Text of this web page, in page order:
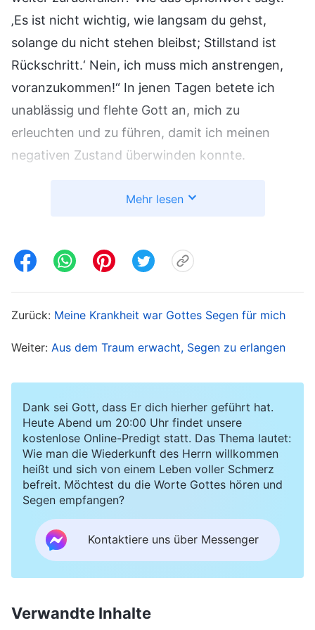
‚Es ist nicht wichtig, wie langsam du gehst,
solange du nicht stehen bleibst; Stillstand ist
Rückschritt.‘ Nein, ich muss mich anstrengen,
voranzukommen!“ In jenen Tagen betete ich
unablässig und flehte Gott an, mich zu
erleuchten und zu führen, damit ich meinen
negativen Zustand überwinden konnte.
Später fielen mir Gottes Worte wieder ein: „
nicht bestrebt bist, deine Sache gut zu machen,
es, der dich ausmustert, sondern du selbst
sie zu lesen. Gott sagt: „Ich will keinem von
deine Sache gut zu machen, dann schadest du
nur dir selbst. Nicht Ich bin es, der dich
ausmustert, sondern du selbst. … Meine Absicht
für euch alle ist, euch perfekt zu machen und
euch zumindest zu erobern, damit diese Stufe
des Werkes erfolgreich abgeschlossen werden
kann. Gott wünscht sich für alle, dass sie
perfektioniert werden, um schließlich von Ihm
gereinigt zu werden und zu Menschen zu
Mehr lesen
Zurück: Meine Krankheit war Gottes Segen für mich
Weiter: Aus dem Traum erwacht, Segen zu erlangen
Dank sei Gott, dass Er dich hierher geführt hat.
Heute Abend um 20:00 Uhr findet unsere
kostenlose Online-Predigt statt. Das Thema lautet:
Wie man die Wiederkunft des Herrn willkommen
heißt und sich von einem Leben voller Schmerz
befreit. Möchtest du die Worte Gottes hören und
Segen empfangen?
Kontaktiere uns über Messenger
Verwandte Inhalte